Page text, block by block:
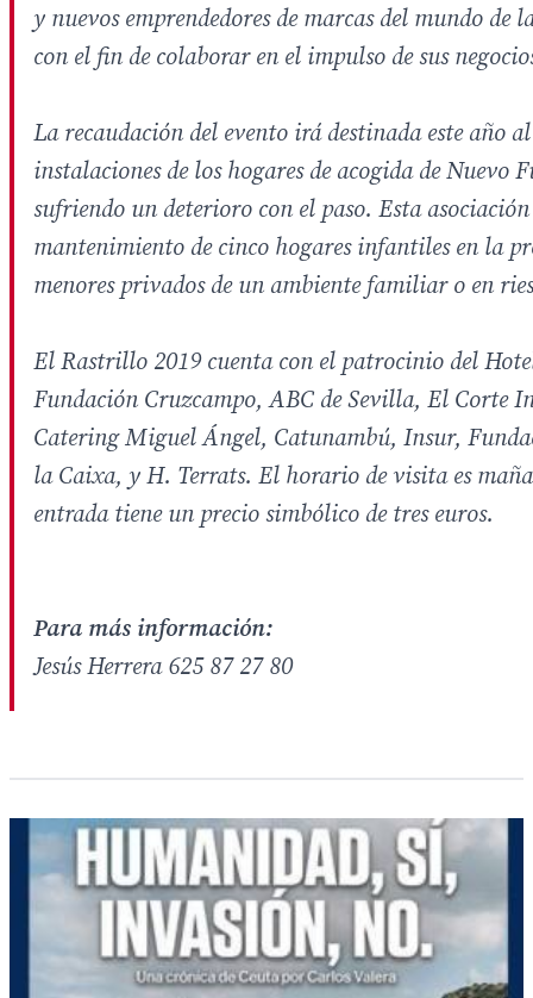
y nuevos emprendedores de marcas del mundo de
con el fin de colaborar en el impulso de sus
La recaudación del evento irá destinada este año
instalaciones de los hogares de acogida de Nuevo
sufriendo un deterioro con el paso. Esta
mantenimiento de cinco hogares infantiles en la
menores privados de un ambiente familiar o en
El Rastrillo 2019 cuenta con el patrocinio del
Fundación Cruzcampo, ABC de Sevilla, El Corte
Catering Miguel Ángel, Catunambú, Insur,
la Caixa, y H. Terrats. El horario de visita es
entrada tiene un precio simbólico de tres euros.
Para más información:
Jesús Herrera 625 87 27 80